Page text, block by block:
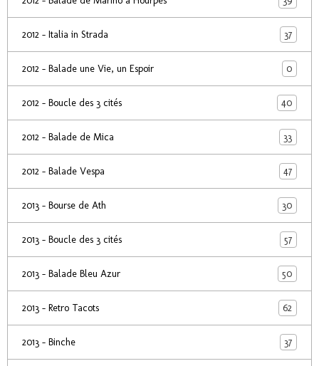
2012 - Italia in Strada 37
2012 - Balade une Vie, un Espoir 0
2012 - Boucle des 3 cités 40
2012 - Balade de Mica 33
2012 - Balade Vespa 47
2013 - Bourse de Ath 30
2013 - Boucle des 3 cités 57
2013 - Balade Bleu Azur 50
2013 - Retro Tacots 62
2013 - Binche 37